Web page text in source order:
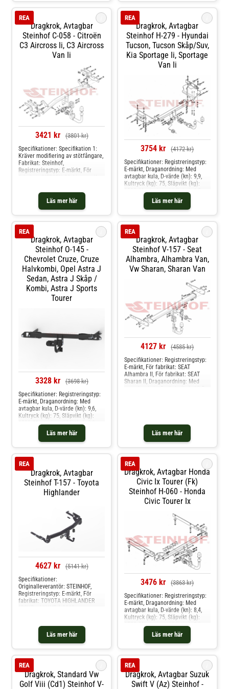
Dragkrok, Avtagbar
Steinhof C-058 - Citroën
C3 Aircross Ii, C3 Aircross
Van Ii
REA
3421 kr (3801 kr)
Läs mer här
Specifikationer: Specifikation 1:
Kräver modifiering av stötfångare,
Fabrikat: Steinhof,
Registreringstyp: E-märkt, För
kula, D-värde (kn): 7.7, Kultryck
(kg): 80, Släpvikt (kg): 1300, Från
årsmodell: 01.2017, Monteringstid
(i tim): 2 Produkten passar dessa
c3 aircross van ii
Dragkrok, Avtagbar
Steinhof H-279 - Hyundai
Tucson, Tucson Skåp/suv,
Kia Sportage Ii, Sportage
Van Ii
REA
3754 kr (4172 kr)
Läs mer här
Specifikationer: Registreringstyp:
E-märkt, Draganordning: Med
avtagbar kula, D-värde (kn): 9,9,
Kultryck (kg): 75, Släpvikt (kg):
1800, Monteringstid (i tim): 1,5,
Specifikation: Kräver modifiering
av stötfångare Produkten passar
dessa bilmodelle: hyundai tucson,
sportage van ii
Dragkrok, Avtagbar
Steinhof O-145 -
Chevrolet Cruze, Cruze
Halvkombi, Opel Astra J
Sedan, Astra J Skåp /
Kombi, Astra J Sports
Tourer
REA
3328 kr (3698 kr)
Läs mer här
Specifikationer: Registreringstyp:
E-märkt, Draganordning: Med
avtagbar kula, D-värde (kn): 9,6,
Kultryck (kg): 75, Släpvikt (kg):
1800, Monteringstid (i tim): 2,0,
Specifikation: Kräver modifiering
av stötfångare Produkten passar
dessa bilmodelle: chevrolet cruze,
sedan, astra j skåp / kombi, astra j
sports tourer
Dragkrok, Avtagbar
Steinhof V-157 - Seat
Alhambra, Alhambra Van,
Vw Sharan, Sharan Van
REA
4127 kr (4585 kr)
Läs mer här
Specifikationer: Registreringstyp:
E-märkt, För fabrikat: SEAT
Alhambra II, För fabrikat: SEAT
Sharan II, Draganordning: Med
dessa bilmodelle: seat alhambra,
alhambra van, vw sharan, sharan
Dragkrok, Avtagbar
Steinhof T-157 - Toyota
Highlander
REA
4627 kr (5141 kr)
Läs mer här
Specifikationer:
Originalleverantör: STEINHOF,
Registreringstyp: E-märkt, För
fabrikat: TOYOTA HIGHLANDER
(kg): 120, Släpvikt (kg): 2400, Från
modellår: 2019, Monteringstid (i
tim): 2,0h Produkten passar dessa
Dragkrok, Avtagbar Honda
Civic Ix Tourer (fk)
Steinhof H-060 - Honda
Civic Tourer Ix
REA
3476 kr (3863 kr)
Läs mer här
Specifikationer: Registreringstyp:
E-märkt, Draganordning: Med
avtagbar kula, D-värde (kn): 8,4,
Kultryck (kg): 75, Släpvikt (kg):
1500, Monteringstid (i tim): 2,0,
Specifikation: Kräver modifiering
av stötfångare Produkten passar
dessa bilmodelle: honda civic
Dragkrok, Standard Vw
Golf Viii (cd1) Steinhof V-
REA
Dragkrok, Avtagbar Suzuk
Swift V (az) Steinhof -
REA